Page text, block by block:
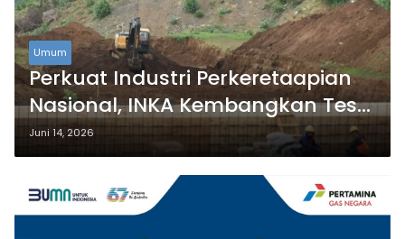
Umum
Perkuat Industri Perkeretaapian
Nasional, INKA Kembangkan Test
Track 3 Km di Banyuwangi
Juni 14, 2026